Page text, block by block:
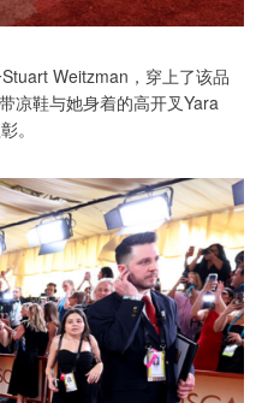
Weitzman，穿上了该品
凉鞋与她身着的高开叉Yara
。